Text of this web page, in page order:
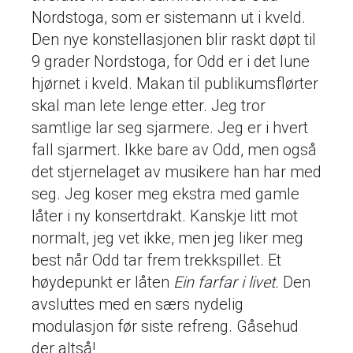
Nordstoga, som er sistemann ut i kveld.
Den nye konstellasjonen blir raskt døpt til
9 grader Nordstoga, for Odd er i det lune
hjørnet i kveld. Makan til publikumsflørter
skal man lete lenge etter. Jeg tror
samtlige lar seg sjarmere. Jeg er i hvert
fall sjarmert. Ikke bare av Odd, men også
det stjernelaget av musikere han har med
seg. Jeg koser meg ekstra med gamle
låter i ny konsertdrakt. Kanskje litt mot
normalt, jeg vet ikke, men jeg liker meg
best når Odd tar frem trekkspillet. Et
høydepunkt er låten Ein farfar i livet. Den
avsluttes med en særs nydelig
modulasjon før siste refreng. Gåsehud
der altså!